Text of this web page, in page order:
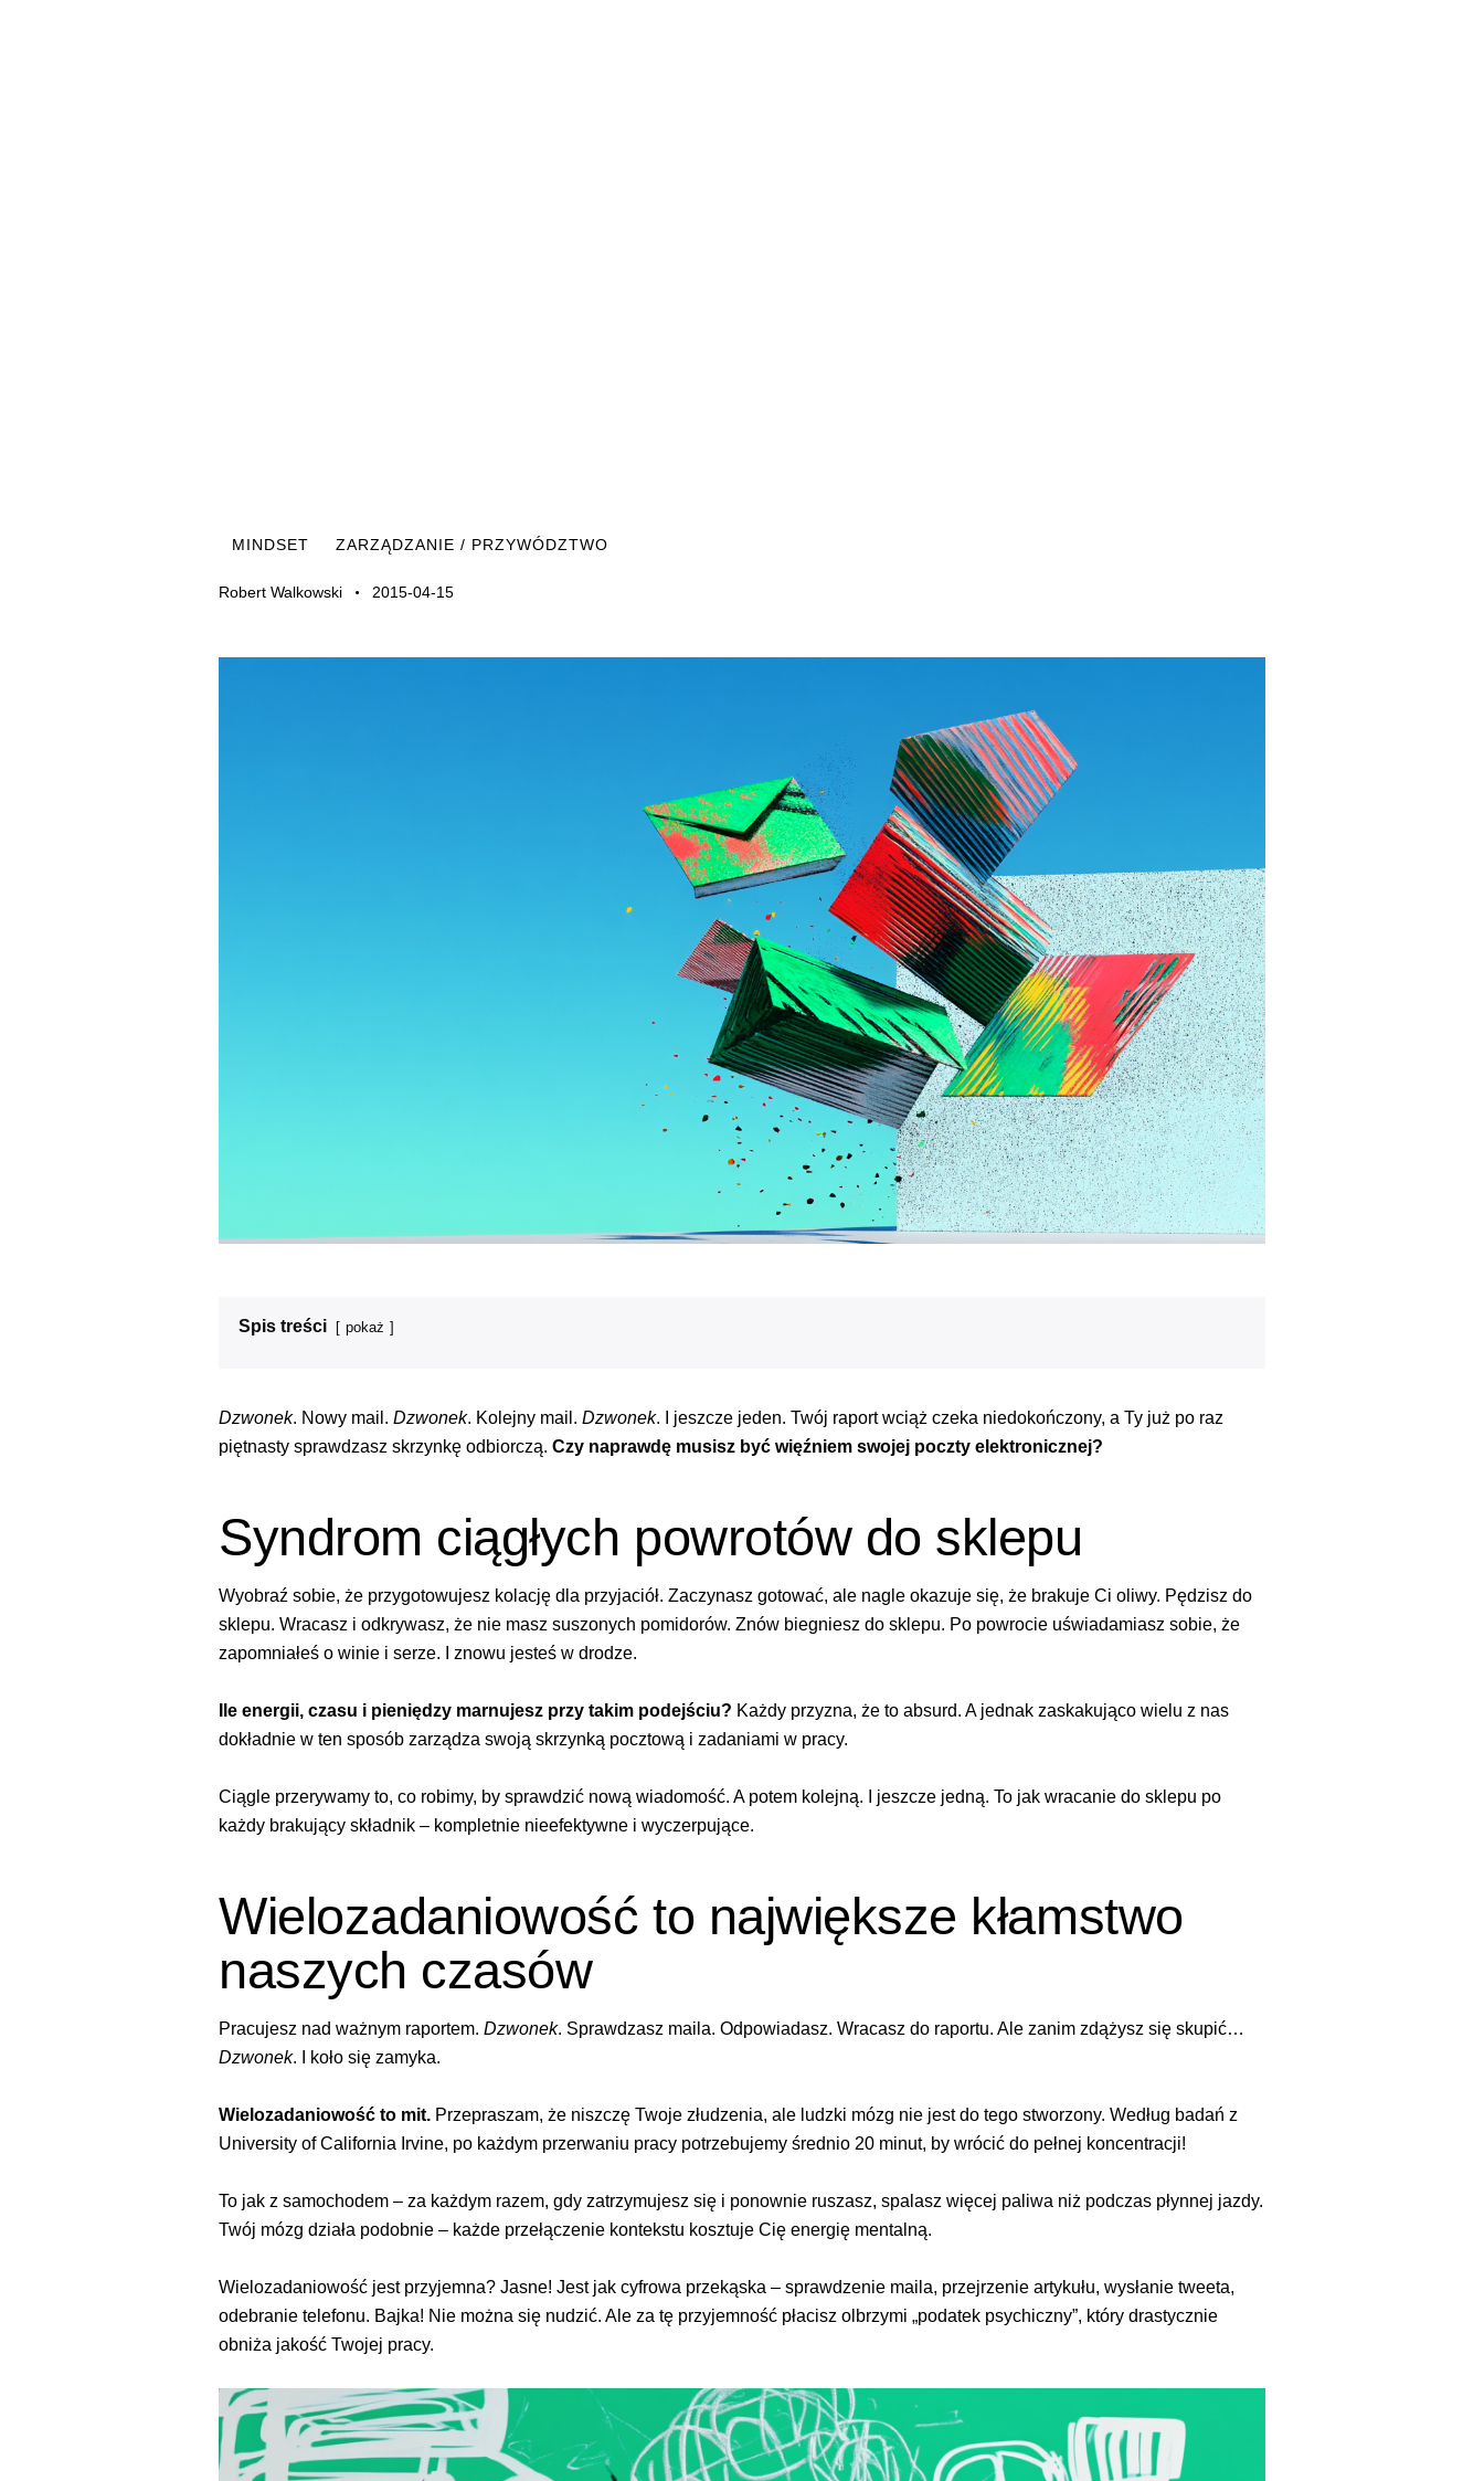
MINDSET ZARZĄDZANIE / PRZYWÓDZTWO
Robert Walkowski 2015-04-15
Spis treści pokaż
Dzwonek. Nowy mail. Dzwonek. Kolejny mail. Dzwonek. I jeszcze jeden. Twój raport wciąż czeka niedokończony, a Ty już po raz
piętnasty sprawdzasz skrzynkę odbiorczą. Czy naprawdę musisz być więźniem swojej poczty elektronicznej?
Syndrom ciągłych powrotów do sklepu
Wyobraź sobie, że przygotowujesz kolację dla przyjaciół. Zaczynasz gotować, ale nagle okazuje się, że brakuje Ci oliwy. Pędzisz do
sklepu. Wracasz i odkrywasz, że nie masz suszonych pomidorów. Znów biegniesz do sklepu. Po powrocie uświadamiasz sobie, że
zapomniałeś o winie i serze. I znowu jesteś w drodze.
Ile energii, czasu i pieniędzy marnujesz przy takim podejściu? Każdy przyzna, że to absurd. A jednak zaskakująco wielu z nas
dokładnie w ten sposób zarządza swoją skrzynką pocztową i zadaniami w pracy.
Ciągle przerywamy to, co robimy, by sprawdzić nową wiadomość. A potem kolejną. I jeszcze jedną. To jak wracanie do sklepu po
każdy brakujący składnik – kompletnie nieefektywne i wyczerpujące.
Wielozadaniowość to największe kłamstwo
naszych czasów
Pracujesz nad ważnym raportem. Dzwonek. Sprawdzasz maila. Odpowiadasz. Wracasz do raportu. Ale zanim zdążysz się skupić…
Dzwonek. I koło się zamyka.
Wielozadaniowość to mit. Przepraszam, że niszczę Twoje złudzenia, ale ludzki mózg nie jest do tego stworzony. Według badań z
University of California Irvine, po każdym przerwaniu pracy potrzebujemy średnio 20 minut, by wrócić do pełnej koncentracji!
To jak z samochodem – za każdym razem, gdy zatrzymujesz się i ponownie ruszasz, spalasz więcej paliwa niż podczas płynnej jazdy.
Twój mózg działa podobnie – każde przełączenie kontekstu kosztuje Cię energię mentalną.
Wielozadaniowość jest przyjemna? Jasne! Jest jak cyfrowa przekąska – sprawdzenie maila, przejrzenie artykułu, wysłanie tweeta,
odebranie telefonu. Bajka! Nie można się nudzić. Ale za tę przyjemność płacisz olbrzymi „podatek psychiczny”, który drastycznie
obniża jakość Twojej pracy.